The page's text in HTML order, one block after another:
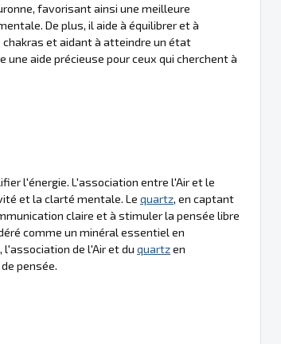
favorisant ainsi une meilleure
De plus, il aide à équilibrer et à
et aidant à atteindre un état
aide précieuse pour ceux qui cherchent à
l'énergie. L'association entre l'Air et le
et la clarté mentale. Le quartz, en captant
claire et à stimuler la pensée libre
comme un minéral essentiel en
de l'Air et du quartzen
pensée.